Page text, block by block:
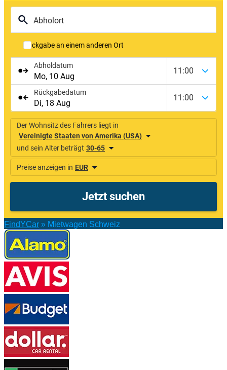
FindYCar » Mietwagen Schweiz